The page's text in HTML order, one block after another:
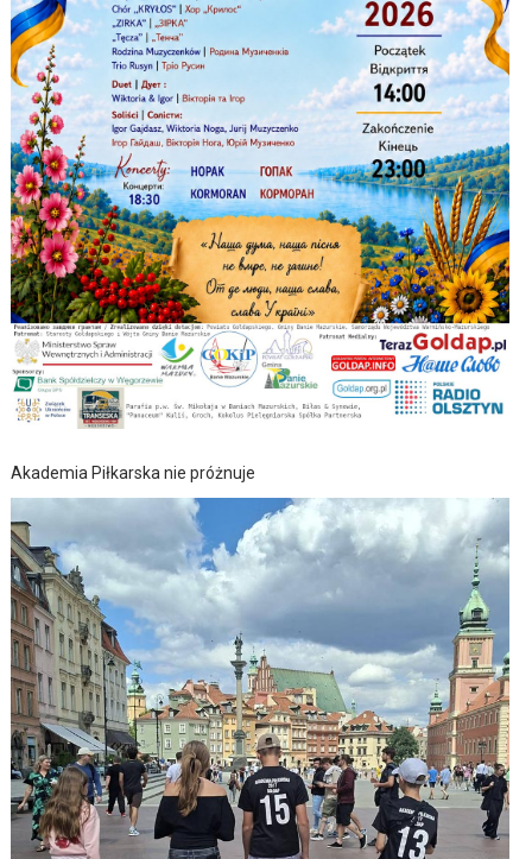
Akademia Piłkarska nie próżnuje